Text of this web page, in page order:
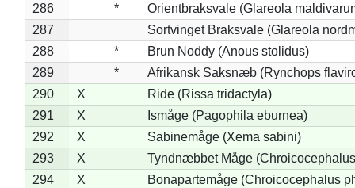
286
*
Orientbraksvale (Glareola
287
Sortvinget Braksvale (Glareola
288
*
Brun Noddy (Anous stolidus)
289
*
Afrikansk Saksnæb (Rynchops
290
X
Ride (Rissa tridactyla)
291
X
Ismåge (Pagophila eburnea)
292
X
Sabinemåge (Xema sabini)
293
X
Tyndnæbbet Måge
294
X
Bonapartemåge (Chroicocephalus